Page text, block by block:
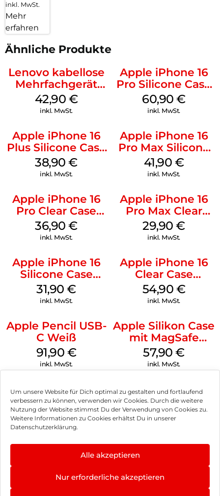
Um unsere Website für Dich optimal zu gestalten und fortlaufend
verbessern zu können, verwenden wir Cookies. Durch die weitere
Nutzung der Website stimmst Du der Verwendung von Cookies zu.
Weitere Informationen zu Cookies erhältst Du in unserer
Datenschutzerklärung.
Alle akzeptieren
Nur erforderliche akzeptieren
inkl. MwSt.
Mehr
erfahren
Ähnliche Produkte
Lenovo kabellose
Mehrfachgerät
Luna Grey
42,90 €
inkl. MwSt.
Apple iPhone 16
Pro Silicone Case
MagSafe Stone
Gray
60,90€
inkl. MwSt.
Apple iPhone 16
Plus Silicone Case
MagSafe Denim
38,90€
inkl. MwSt.
Apple iPhone 16
Pro Max Silicone
Case MagSafe
Ultramarine
41,90 €
inkl. MwSt.
Apple iPhone 16
Pro Clear Case
MagSafe
Transparent
36,90€
inkl. MwSt.
Apple iPhone 16
Pro Max Clear
Case MagSafe
Transparent
29,90€
inkl. MwSt.
Apple iPhone 16
Silicone Case
MagSafe Fuchsia
31,90€
inkl. MwSt.
Apple iPhone 16
Clear Case
MagSafe
Transparent
54,90 €
inkl. MwSt.
Apple Pencil USB-
C Weiß
91,90 €
inkl. MwSt.
Apple Silikon Case
mit MagSafe
iPhone 14 Pro
(PRODUCT)RED
57,90€
inkl. MwSt.
Impressum
Hinweis zur Batterieentsorgung